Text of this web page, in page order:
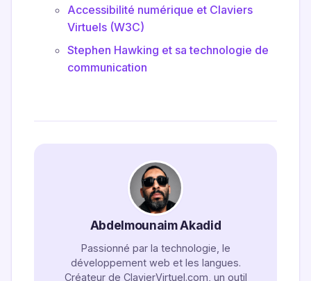
Accessibilité numérique et Claviers
Virtuels (W3C)
Stephen Hawking et sa technologie de
communication
Abdelmounaim Akadid
Passionné par la technologie, le
développement web et les langues.
Créateur de ClavierVirtuel.com, un outil